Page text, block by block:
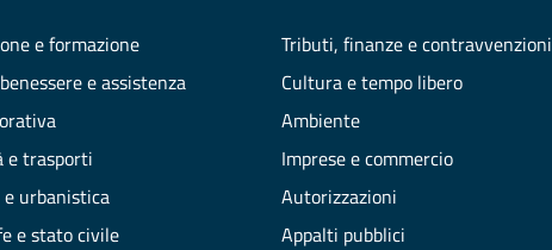
e formazione
e assistenza
e trasporti
urbanistica
e stato civile
Tributi, finanze e contravvenzioni
Cultura e tempo libero
Ambiente
Imprese e commercio
Autorizzazioni
Appalti pubblici